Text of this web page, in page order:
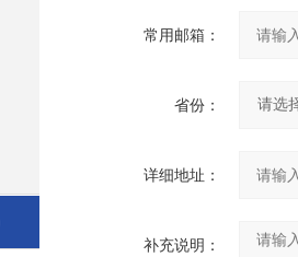
常用邮箱：
省份：
详细地址：
补充说明：